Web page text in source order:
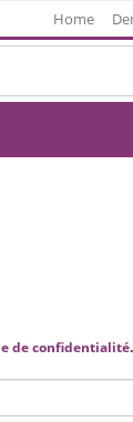
Home
de confidentialité.